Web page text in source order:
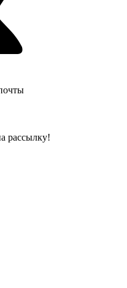
рассылку!